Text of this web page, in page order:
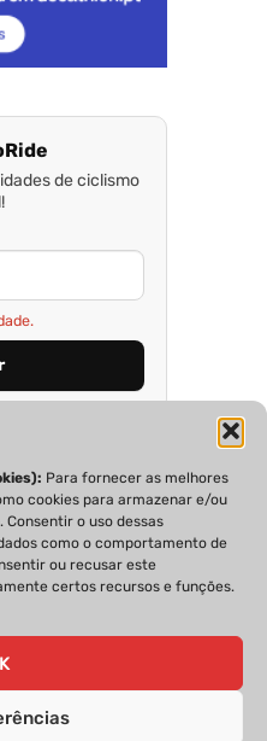
Para fornecer as melhores
cookies para armazenar e/ou
o uso dessas
como o comportamento de
ou recusar este
certos recursos e funções.
de ciclismo
ESTATUTO EDITORIAL